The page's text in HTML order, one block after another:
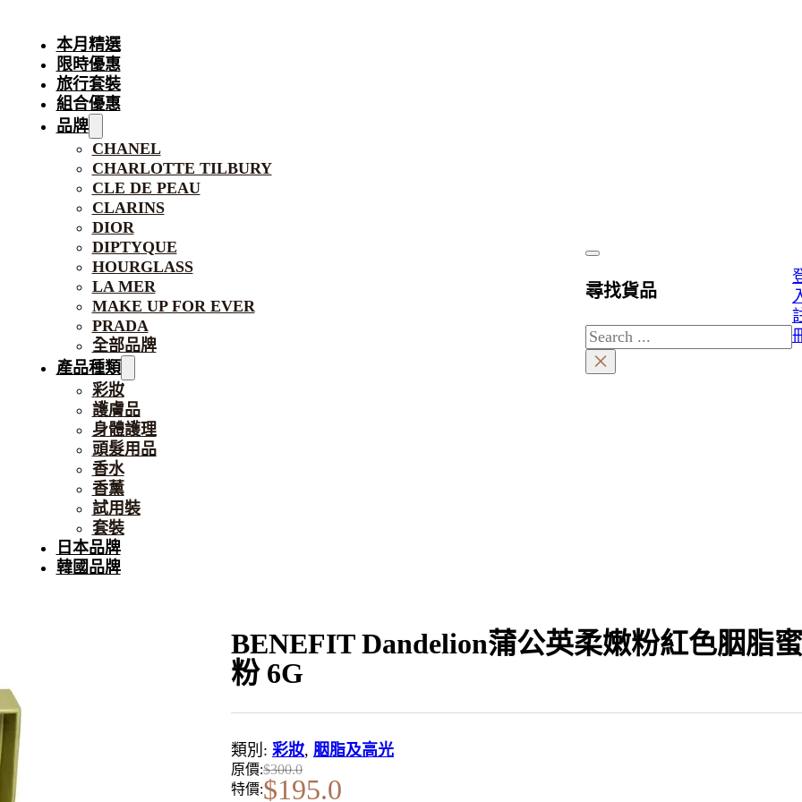
本月精選
限時優惠
旅行套裝
組合優惠
品牌
CHANEL
CHARLOTTE TILBURY
CLE DE PEAU
CLARINS
DIOR
DIPTYQUE
HOURGLASS
LA MER
MAKE UP FOR EVER
PRADA
全部品牌
產品種類
彩妝
護膚品
身體護理
頭髮用品
香水
香薰
試用裝
套裝
日本品牌
韓國品牌
尋找貨品
Search
×
BENEFIT Dandelion蒲公英柔嫩粉紅色胭脂蜜
粉 6G
類別: 彩妝, 胭脂及高光
原價:$300.0
特價:$195.0